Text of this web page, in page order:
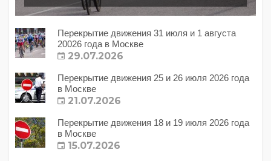
Перекрытие движения 31 июля и 1 августа
20026 года в Москве
29.07.2026
Перекрытие движения 25 и 26 июля 2026 года
в Москве
21.07.2026
Перекрытие движения 18 и 19 июля 2026 года
в Москве
15.07.2026